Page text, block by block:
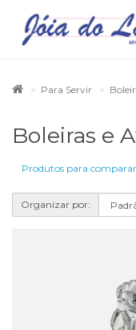
Para Servir
Boleiras e
Produtos para
Organizar por: